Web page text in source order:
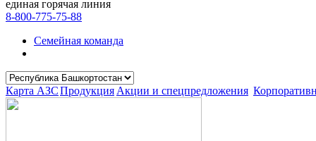
единая горячая линия
8-800-775-75-88
Семейная команда
Карта АЗСПродукция Акции и спецпредложения